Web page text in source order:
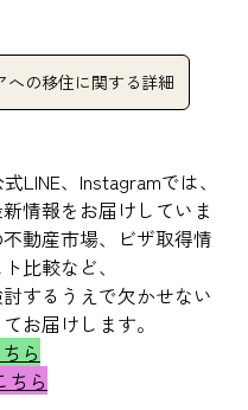
への移住に関する詳細
LINE、Instagramでは、
情報をお届けしていま
動産市場、ビザ取得情
比較など、
するうえで欠かせない
お届けします。
ら
ちら